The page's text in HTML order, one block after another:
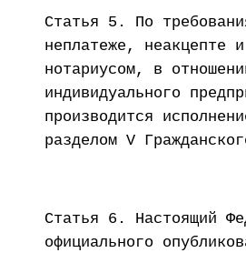
Статья 5. По
неплатеже, неакцепте
нотариусом, в
индивидуального
производится
разделом V
Статья 6. Настоящий
официального